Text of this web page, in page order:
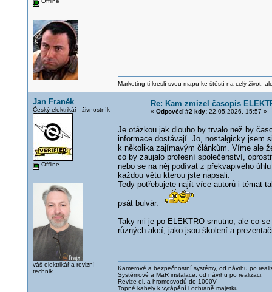
Marketing ti kreslí svou mapu ke štěstí na celý život,
Jan Franěk
Český elektrikář - živnostník
Offline
váš elektrikář a revizní
technik
Re: Kam zmizel časopis
« Odpověď #2 kdy:22.05.2026, 15:57 »
Je otázkou jak dlouho by trvalo než by
informace dostávají. Jo, nostalgicky jsem
k několika zajímavým článkům. Víme ale
co by zaujalo profesní společenství,
nebo se na něj podívat z překvapivého
každou větu kterou jste napsali.
Tedy potřebujete najít více autorů i témat
psát bulvár.
Taky mi je po ELEKTRO smutno, ale co
různých akcí, jako jsou školení a
Kamerové a bezpečnostní systémy, od návrhu po
Systémové a MaR instalace, od návrhu po realizaci.
Revize el. a hromosvodů do 1000V
Topné kabely k vytápění i ochraně majetku.